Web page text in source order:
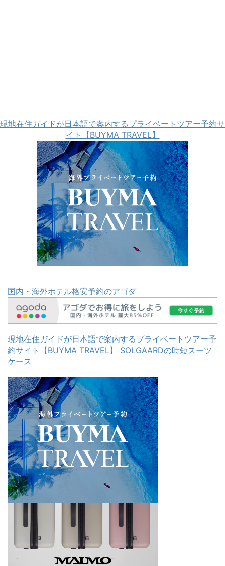
現地在住ガイドが日本語で案内するプライベートツアー予約サ
イト【BUYMA TRAVEL】
国内・海外ホテル格安予約のアゴダ
現地在住ガイドが日本語で案内するプライベートツアー予
約サイト【BUYMA TRAVEL】
SOLGAARDの時短スーツ
ケース